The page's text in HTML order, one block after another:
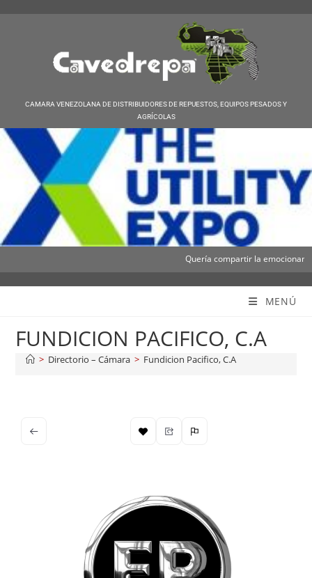
CAMARA VENEZOLANA DE DISTRIBUIDORES DE REPUESTOS, EQUIPOS PESADOS Y
AGRÍCOLAS
Quería compartir la
MENÚ
FUNDICION PACIFICO, C.A
> Directorio – Cámara > Fundicion Pacifico, C.A